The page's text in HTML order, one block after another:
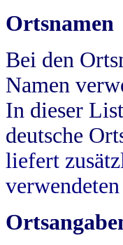
Ortsnamen
Bei den
Namen
In dieser
deutsche
liefert